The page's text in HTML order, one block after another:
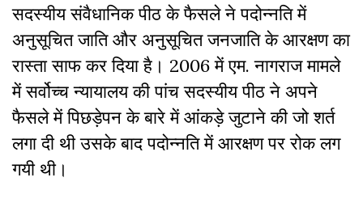
सदस्यीय संवैधानिक पीठ के फैसले ने पदोन्नति में
अनुसूचित जाति और अनुसूचित जनजाति के आरक्षण का
रास्ता साफ कर दिया है। 2006 में एम. नागराज मामले
में सर्वोच्च न्यायालय की पांच सदस्यीय पीठ ने अपने
फैसले में पिछड़ेपन के बारे में आंकड़े जुटाने की जो शर्त
लगा दी थी उसके बाद पदोन्नति में आरक्षण पर रोक लग
गयी थी।